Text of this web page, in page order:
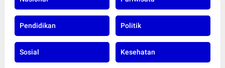
Pendidikan Politik
Sosial Kesehatan